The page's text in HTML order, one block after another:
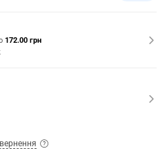
172.00 грн